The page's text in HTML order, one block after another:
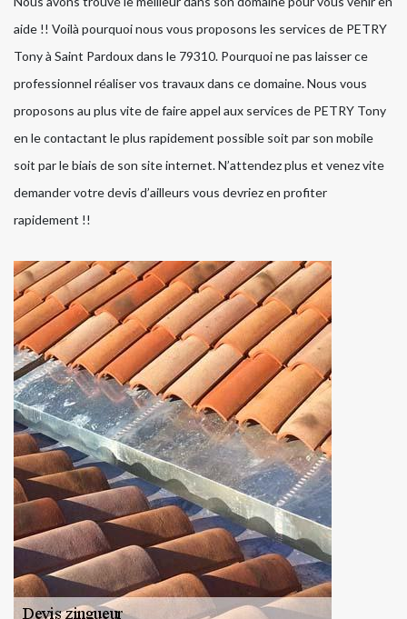
aide !! Voilà pourquoi nous vous proposons les services de PETRY
Tony à Saint Pardoux dans le 79310. Pourquoi ne pas laisser ce
professionnel réaliser vos travaux dans ce domaine. Nous vous
proposons au plus vite de faire appel aux services de PETRY Tony
en le contactant le plus rapidement possible soit par son mobile
soit par le biais de son site internet. N’attendez plus et venez vite
demander votre devis d’ailleurs vous devriez en profiter
rapidement !!